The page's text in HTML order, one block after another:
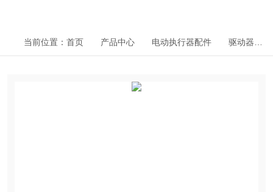
当前位置： 首页 产品中心 电动执行器配件 驱动器